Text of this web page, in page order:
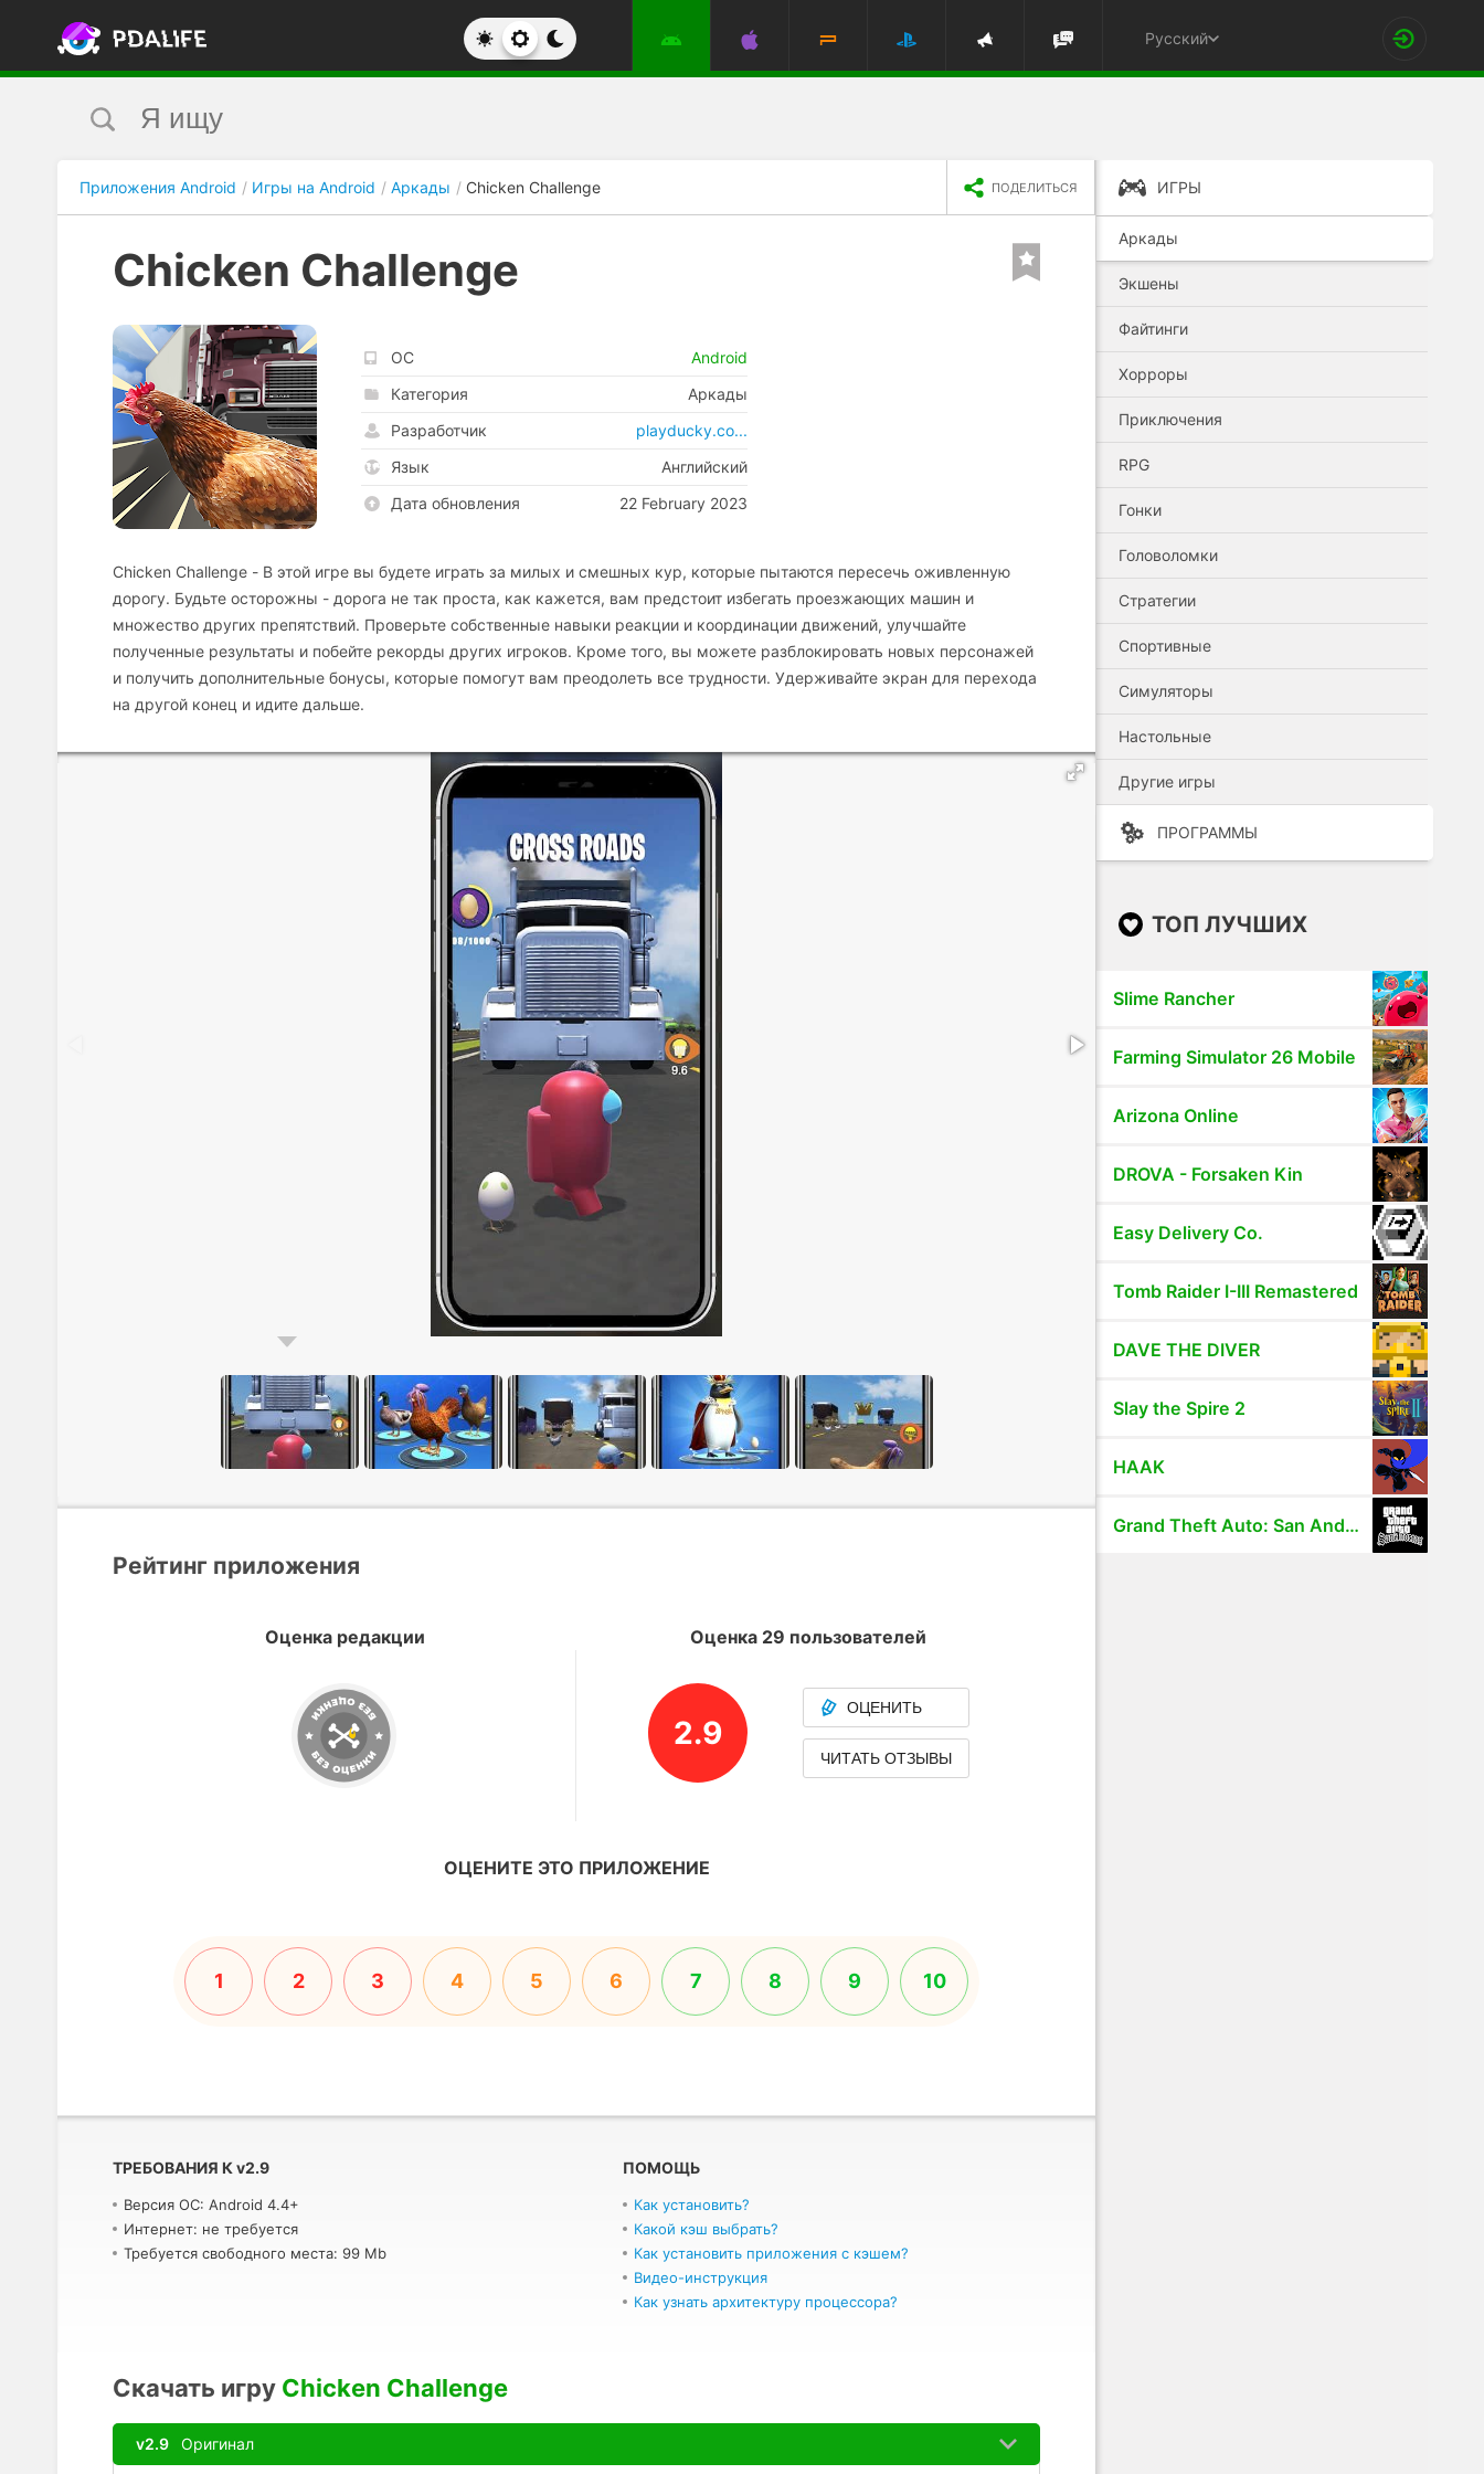
Русский
Приложения Android Игры на Android Аркады Chicken Challenge ПОДЕЛИТЬСЯ
Chicken Challenge
ОС
Android
Категория
Аркады
Разработчик
playducky.co...
Язык
Английский
Дата обновления
22 February 2023
Chicken Challenge - В этой игре вы будете играть за милых и смешных кур, которые пытаются пересечь оживленную
дорогу. Будьте осторожны - дорога не так проста, как кажется, вам предстоит избегать проезжающих машин и
множество других препятствий. Проверьте собственные навыки реакции и координации движений, улучшайте
полученные результаты и побейте рекорды других игроков. Кроме того, вы можете разблокировать новых персонажей
и получить дополнительные бонусы, которые помогут вам преодолеть все трудности. Удерживайте экран для перехода
на другой конец и идите дальше.
Рейтинг приложения
Оценка редакции Оценка 29 пользователей
2.9
ОЦЕНИТЬ
ЧИТАТЬ ОТЗЫВЫ
ОЦЕНИТЕ ЭТО ПРИЛОЖЕНИЕ
1 2 3 4 5 6 7 8 9 10
ТРЕБОВАНИЯ К v2.9
Версия ОС: Android 4.4+
Интернет: не требуется
Требуется свободного места: 99 Mb
ПОМОЩЬ
Как установить?
Какой кэш выбрать?
Как установить приложения с кэшем?
Видео-инструкция
Как узнать архитектуру процессора?
Скачать игру Chicken Challenge
v2.9 Оригинал
ИГРЫ
Аркады
Экшены
Файтинги
Хорроры
Приключения
RPG
Гонки
Головоломки
Стратегии
Спортивные
Симуляторы
Настольные
Другие игры
ПРОГРАММЫ
ТОП ЛУЧШИХ
Slime Rancher
Farming Simulator 26 Mobile
Arizona Online
DROVA - Forsaken Kin
Easy Delivery Co.
Tomb Raider I-III Remastered
DAVE THE DIVER
Slay the Spire 2
HAAK
Grand Theft Auto: San Andreas